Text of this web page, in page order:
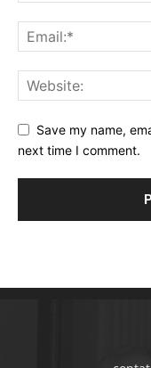
Save my name,
next time I comment.